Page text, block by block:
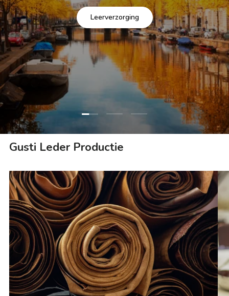
Leerverzorging
Dia laden 1 van 3
Dia laden 2 van 3
Dia laden 3 van 3
Gusti Leder Productie